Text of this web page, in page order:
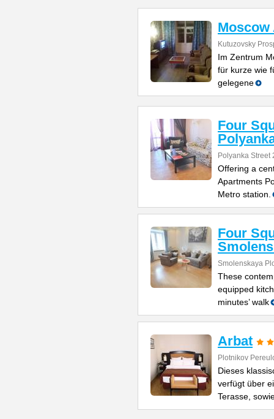
Kutuzovsky
Im Zentrum
für kurze wie
gelegene
Four
Polyanka Street
Offering a
Apartments
Metro station.
Four
Smolenskaya
These
equipped
minutes’ walk
Arbat
Plotnikov
Dieses
verfügt über
Terasse,